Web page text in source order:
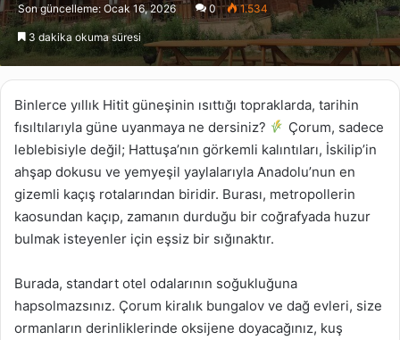
X posta
göndermek
Son güncelleme: Ocak 16, 2026 0 1.534
3 dakika okuma süresi
Binlerce yıllık Hitit güneşinin ısıttığı topraklarda, tarihin
fısıltılarıyla güne uyanmaya ne dersiniz?
Çorum, sadece
leblebisiyle değil; Hattuşa’nın görkemli kalıntıları, İskilip’in
ahşap dokusu ve yemyeşil yaylalarıyla Anadolu’nun en
gizemli kaçış rotalarından biridir. Burası, metropollerin
kaosundan kaçıp, zamanın durduğu bir coğrafyada huzur
bulmak isteyenler için eşsiz bir sığınaktır.
Burada, standart otel odalarının soğukluğuna
hapsolmazsınız. Çorum kiralık bungalov ve dağ evleri, size
ormanların derinliklerinde oksijene doyacağınız, kuş